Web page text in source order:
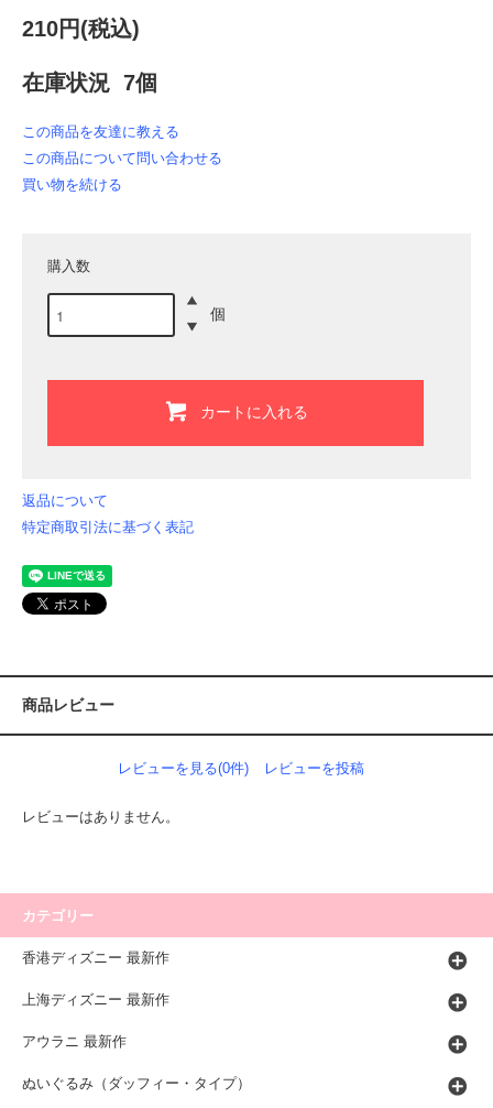
210円(税込)
在庫状況 7個
この商品を友達に教える
この商品について問い合わせる
買い物を続ける
購入数
個
カートに入れる
返品について
特定商取引法に基づく表記
商品レビュー
レビューを見る(0件) レビューを投稿
レビューはありません。
カテゴリー
香港ディズニー 最新作
上海ディズニー 最新作
アウラニ 最新作
ぬいぐるみ（ダッフィー・タイプ）